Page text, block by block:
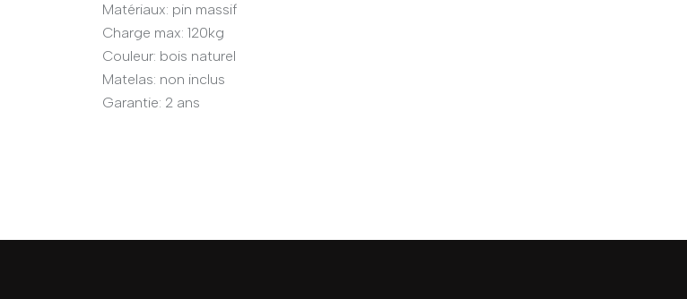
Matériaux: pin massif
Charge max: 120kg
Couleur: bois naturel
Matelas: non inclus
Garantie: 2 ans